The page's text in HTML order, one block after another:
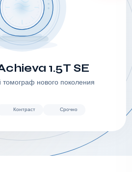
1.5T SE
нового поколения
Контраст Срочно